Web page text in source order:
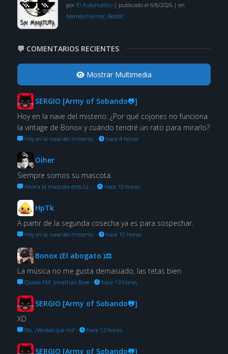
por El Automático| publicado el 6/8/2026| en
Memes/Humor, Reddit
💬 COMENTARIOS RECIENTES
Mostrar Multimedia
SERGIO [Army of Sobando🐸]
Hoy en la nave del misterio: ¿Por qué cojones no funciona
la vintage de Bonox y cuándo tendré un rato para mirarlo?
Hoy en la nave del misterio: · hace 4 horas
Oiher
Siempre somos su mascota.
Ahora la mascota eres tú… · hace 10 horas
HpTk
A partir de la segunda cosecha ya es para sospechar.
Hoy en la nave del misterio: · hace 10 horas
Bonox (El abogato )⚖
La música no me gusta demasiado, las tetas bien.
Quake FM: Jonathan Bree· hace 13 horas
SERGIO [Army of Sobando🐸]
XD
No. ¿Verdad que no?· hace 13 horas
SERGIO [Army of Sobando🐸]